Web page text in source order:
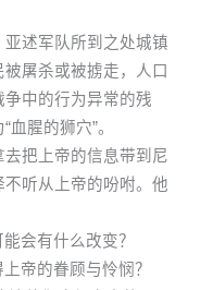
述军队所到之处城镇
屠杀或被掳走，人口
中的行为异常的残
腥的狮穴”。
把上帝的信息带到尼
不听从上帝的吩咐。他
会有什么改变？
帝的眷顾与怜悯？